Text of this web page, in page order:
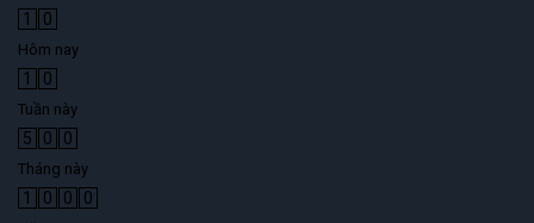
1 0
Hôm nay
1 0
Tuần này
5 0 0
Tháng này
1 0 0 0